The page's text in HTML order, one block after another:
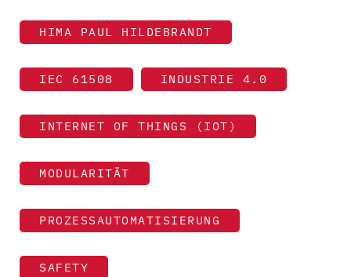
HIMA PAUL HILDEBRANDT
IEC 61508 INDUSTRIE 4.0
INTERNET OF THINGS (IOT)
MODULARITÄT
PROZESSAUTOMATISIERUNG
SAFETY